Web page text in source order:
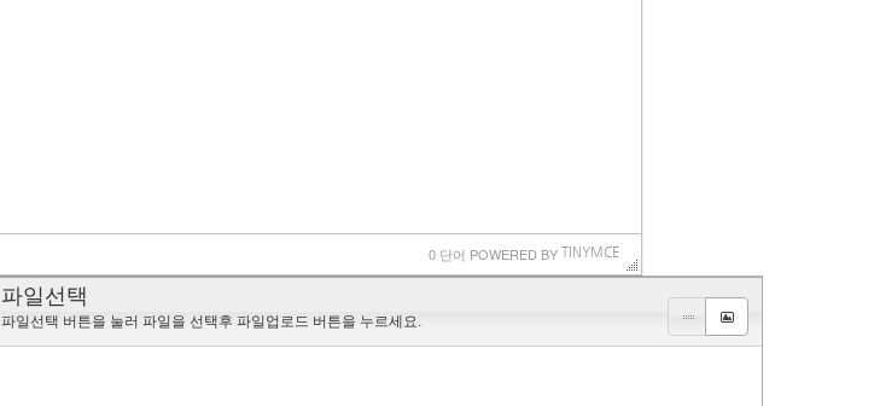
0 단어 POWERED BY TINYMCE
파일선택
파일선택 버튼을 눌러 파일을 선택후 파일업로드 버튼을 누르세요.